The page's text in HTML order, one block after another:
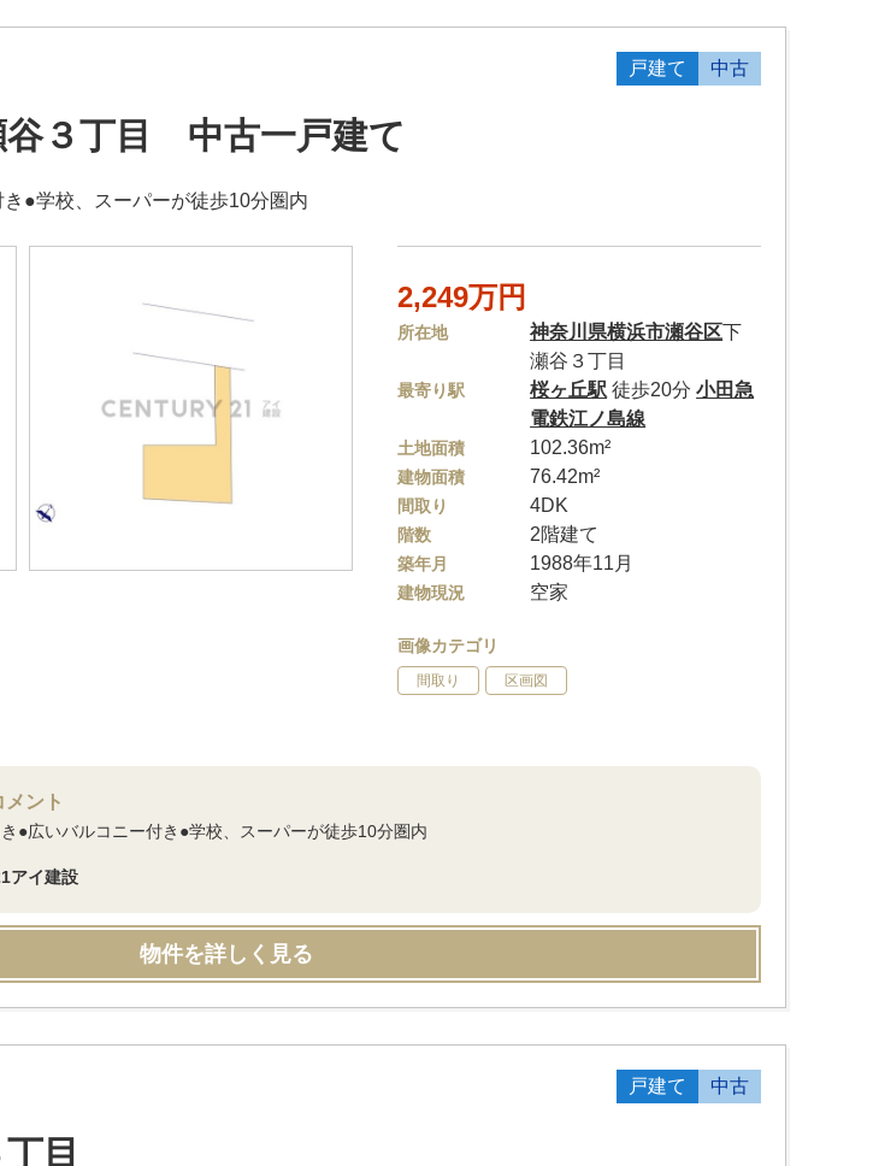
戸建て 中古
谷３丁目 中古一戸建て
●学校、スーパーが徒歩10分圏内
2,249万円
所在地 神奈川県横浜市瀬谷区下
瀬谷３丁目
最寄り駅 桜ヶ丘駅 徒歩20分小田急
電鉄江ノ島線
土地面積 102.36m²
建物面積 76.42m²
間取り 4DK
階数 2階建て
築年月 1988年11月
建物現況 空家
画像カテゴリ
間取り 区画図
ント
●広いバルコニー付き●学校、スーパーが徒歩10分圏内
アイ建設
物件を詳しく見る
戸建て 中古
目